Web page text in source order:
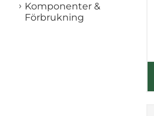
Komponenter &
Förbrukning